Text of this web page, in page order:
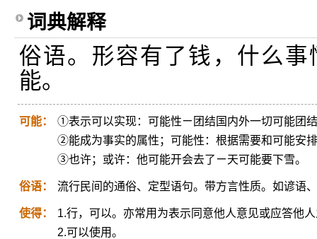
词典解释
俗语。形容有了钱，什么
能。
可能：
①表示可以实现：可能性ㄧ团结国内外一切可能团
②能成为事实的属性；可能性：根据需要和可能安
③也许；或许：他可能开会去了ㄧ天可能要下雪。
俗语： 流行民间的通俗、定型语句。带方言性质。如谚语
使得：
1.行，可以。亦常用为表示同意他人意见或应答他
2.可以使用。